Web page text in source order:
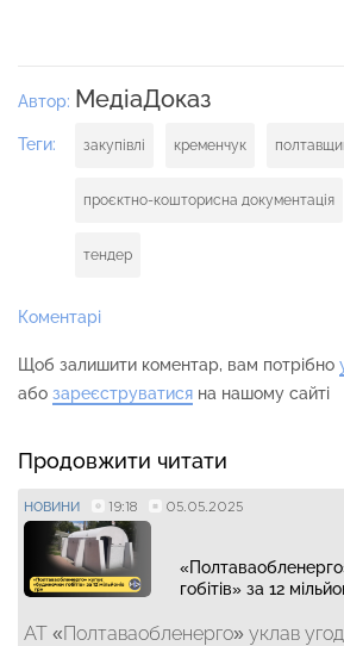
Автор: МедіаДоказ
Теги: закупівлі кременчук
проєктно-кошторисна документація
тендер
Коментарі
Щоб залишити коментар, вам потрібно
або зареєструватися на нашому сайті
Продовжити читати
НОВИНИ 19:18 05.05.2025
гобітів» за 12
АТ «Полтаваобленерго» уклав